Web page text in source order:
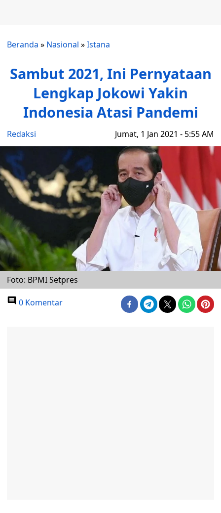
Beranda » Nasional »Istana
Sambut 2021, Ini Pernyataan
Lengkap Jokowi Yakin
Indonesia Atasi Pandemi
Redaksi Jumat, 1 Jan 2021 - 5:55 AM
Foto: BPMI Setpres
0 Komentar